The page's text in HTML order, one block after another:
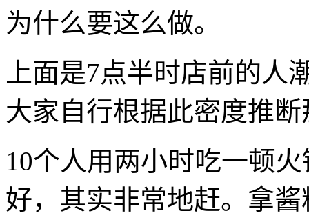
为什么要这么做。
上面是7点半时店前的人
大家自行根据此密度推
10个人用两小时吃一顿
好，其实非常地赶。拿